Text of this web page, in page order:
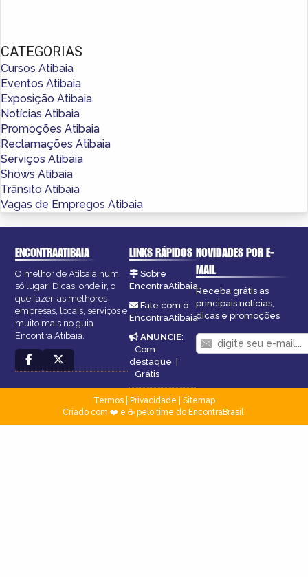
CATEGORIAS
Cursos Atibaia
Eventos Atibaia
Exposição Atibaia
Notícias Atibaia
Promoções Atibaia
Reclamações Atibaia
Serviços Atibaia
Shows Atibaia
Trânsito Atibaia
Vagas de Empregos Atibaia
ENCONTRAATIBAIA
O melhor de Atibaia num
só lugar! Dicas, onde ir, o
que fazer, as melhores
empresas, locais, serviços e
muito mais no guia
Encontra Atibaia.
LINKS RÁPIDOS
Sobre
EncontraAtibaia
Fale com o
EncontraAtibaia
ANUNCIE:
Com
destaque
Grátis
NOVIDADES POR E-
MAIL
Receba grátis as
principais notícias,
dicas e promoções
Termos| Privacidade
Sitemap
Criado com ❤️ e ☕ pelo time do EncontraBrasil